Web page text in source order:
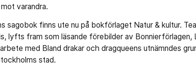
varandra.
sagobok finns ute nu på bokförlaget Natur & kultur.
lyfts fram som läsande förebilder av Bonnierförlagen,
med Bland drakar och dragqueens utnämndes
stad.